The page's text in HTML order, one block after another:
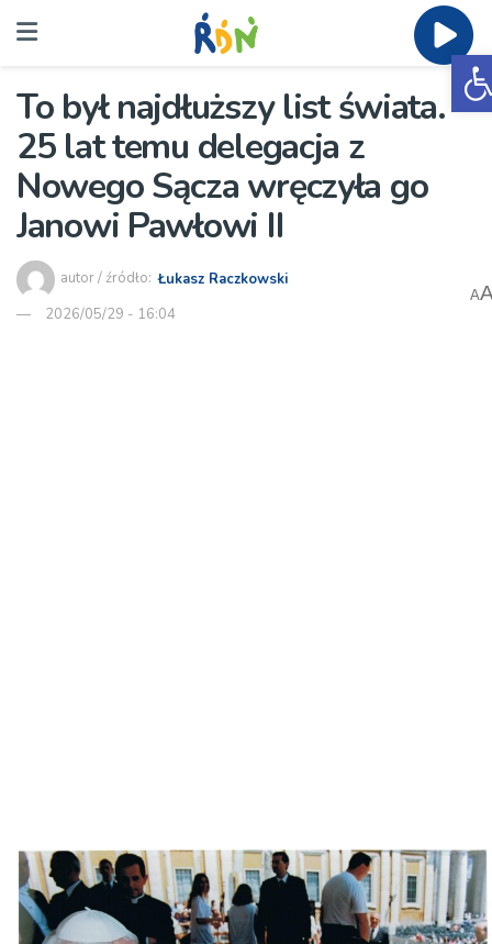
To był najdłuższy list świata.
25 lat temu delegacja z
Nowego Sącza wręczyła go
Janowi Pawłowi II
autor / źródło: Łukasz Raczkowski
2026/05/29 - 16:04
A